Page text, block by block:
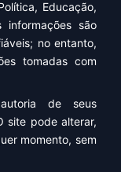
Educação,
informações são
no entanto,
tomadas com
de seus
site pode alterar,
momento, sem